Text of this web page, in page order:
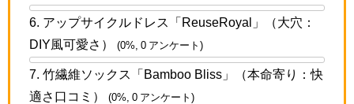
6. アップサイクルドレス「ReuseRoyal」（大穴：
DIY風可愛さ）
(0%, 0 アンケート)
7. 竹繊維ソックス「Bamboo Bliss」（本命寄り：快
適さ口コミ）
(0%, 0 アンケート)